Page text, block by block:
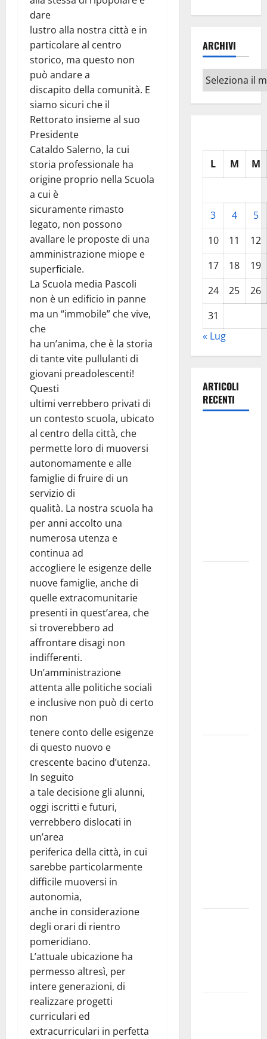
dare
lustro alla nostra città e in
particolare al centro
storico, ma questo non
può andare a
discapito della comunità. E
siamo sicuri che il
Rettorato insieme al suo
Presidente
Cataldo Salerno, la cui
storia professionale ha
origine proprio nella Scuola
a cui è
sicuramente rimasto
legato, non possono
avallare le proposte di una
amministrazione miope e
superficiale.
La Scuola media Pascoli
non è un edificio in panne
ma un “immobile” che vive,
che
ha un’anima, che è la storia
di tante vite pullulanti di
giovani preadolescenti!
Questi
ultimi verrebbero privati di
un contesto scuola, ubicato
al centro della città, che
permette loro di muoversi
autonomamente e alle
famiglie di fruire di un
servizio di
qualità. La nostra scuola ha
per anni accolto una
numerosa utenza e
continua ad
accogliere le esigenze delle
nuove famiglie, anche di
quelle extracomunitarie
presenti in quest’area, che
si troverebbero ad
affrontare disagi non
indifferenti.
Un’amministrazione
attenta alle politiche sociali
e inclusive non può di certo
non
tenere conto delle esigenze
di questo nuovo e
crescente bacino d’utenza.
In seguito
a tale decisione gli alunni,
oggi iscritti e futuri,
verrebbero dislocati in
un’area
periferica della città, in cui
sarebbe particolarmente
difficile muoversi in
autonomia,
anche in considerazione
degli orari di rientro
pomeridiano.
L’attuale ubicazione ha
permesso altresì, per
intere generazioni, di
realizzare progetti
curriculari ed
extracurriculari in perfetta
ARCHIVI
Archivi
L M M
3 4
5
10
11
12
17
18
19
24
25
26
31
« Lug
ARTICOLI
RECENTI